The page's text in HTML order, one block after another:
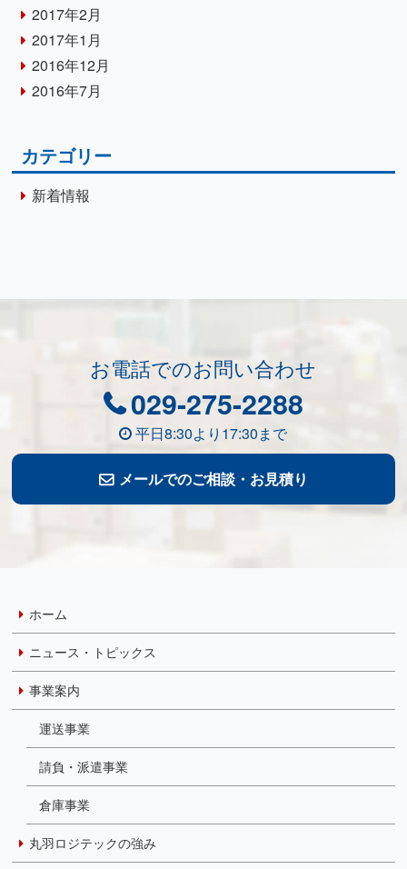
2017年2月
2017年1月
2016年12月
2016年7月
カテゴリー
新着情報
お電話でのお問い合わせ
029-275-2288
平日8:30より17:30まで
メールでのご相談・お見積り
ホーム
ニュース・トピックス
事業案内
運送事業
請負・派遣事業
倉庫事業
丸羽ロジテックの強み